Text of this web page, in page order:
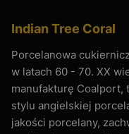
Indian Tree Coral
Porcelanowa
w latach 60 - 70. XX
manufakturę Coalport,
stylu angielskiej
jakości porcelany,